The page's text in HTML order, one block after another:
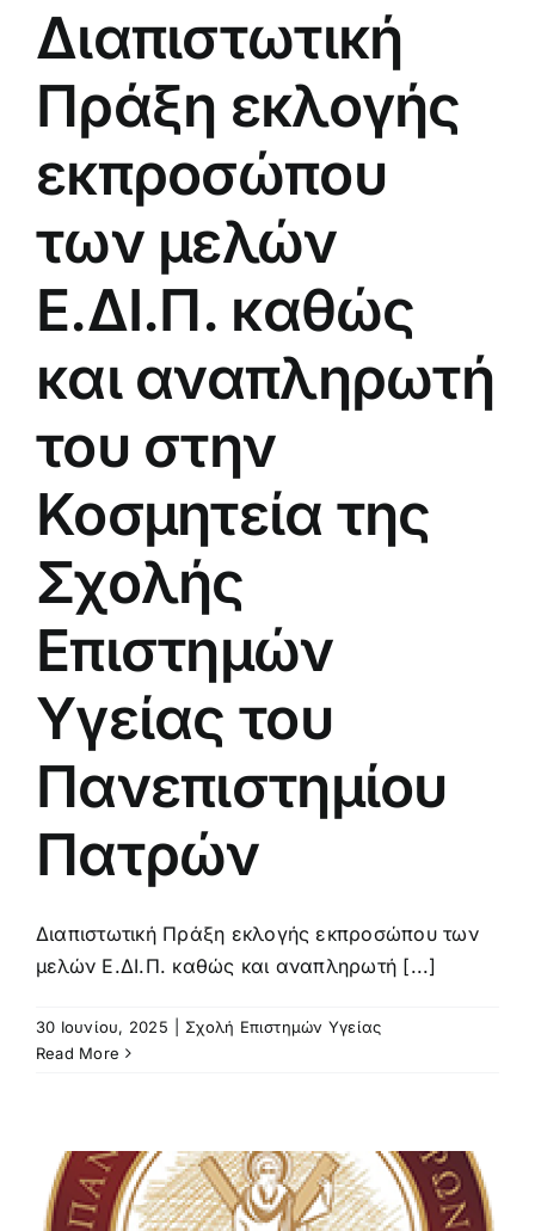
Διαπιστωτική
Πράξη εκλογής
εκπροσώπου
των μελών
Ε.ΔΙ.Π. καθώς
και αναπληρωτή
του στην
Κοσμητεία της
Σχολής
Επιστημών
Υγείας του
Πανεπιστημίου
Πατρών
Διαπιστωτική Πράξη εκλογής εκπροσώπου των
μελών Ε.ΔΙ.Π. καθώς και αναπληρωτή [...]
30 Ιουνίου, 2025
Σχολή Επιστημών Υγείας
Read More